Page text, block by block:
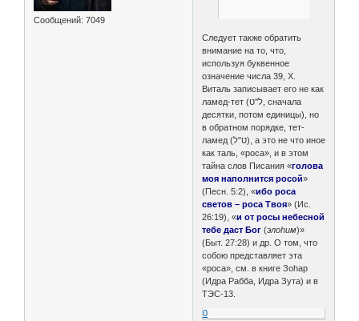
Сообщений: 7049
Следует также обратить
внимание на то, что,
используя буквенное
означение числа 39, Х.
Виталь записывает его не как
ламед-тет (ל''ט, сначала
десятки, потом единицы), но
в обратном порядке, тет-
ламед (ט''ל), а это не что иное
как таль, «роса», и в этом
тайна слов Писания «голова
моя наполнится росой»
(Песн. 5:2), «ибо роса
светов – роса Твоя» (Ис.
26:19), «и от росы небесной
тебе даст Бог (элоhим)»
(Быт. 27:28) и др. О том, что
собою представляет эта
«роса», см. в книге Зоhар
(Идра Рабба, Идра Зута) и в
ТЭС-13.
0